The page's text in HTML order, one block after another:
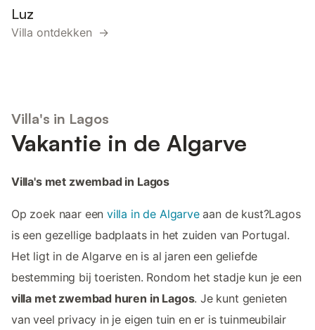
Luz
Villa ontdekken →
Villa's in Lagos
Vakantie in de Algarve
Villa's met zwembad in Lagos
Op zoek naar eenvilla in de Algarveaan de kust?Lagos
is een gezellige badplaats in het zuiden van Portugal.
Het ligt in de Algarve en is al jaren een geliefde
bestemming bij toeristen. Rondom het stadje kun je een
villa met zwembad huren in Lagos. Je kunt genieten
van veel privacy in je eigen tuin en er is tuinmeubilair